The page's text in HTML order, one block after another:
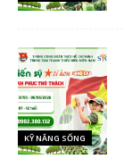
KỸ NĂNG SỐNG